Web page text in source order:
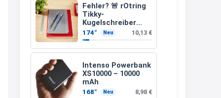
Fehler? 🚨 rOtring
Tikky-
Kugelschreiber
blaue Tinte
mittlere Spitze
blau (1,0 mm – 12
Stück)
174° Neu 10,13 €
Intenso Powerbank
XS10000 – 10000
mAh
168° Neu 8,98 €
Och siche den Gutschein
fürmeggelebaguetts
Kerstin
Meggle bagett Gutschein code